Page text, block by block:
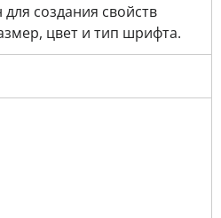
создания свойств
цвет и тип шрифта.